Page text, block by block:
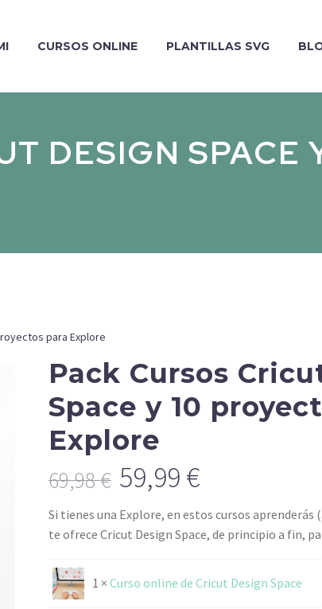
CURSOS ONLINE PLANTILLAS SVG
DESIGN SPACE
para Explore
Pack Cursos
Space y 10
Explore
69,98€
Original
price
was:
69,98 €.
59,99 €
Current
price
is:
59,99 €.
Si tienes una Explore, en estos cursos
te ofrece Cricut Design Space, de principio a fin,
1 × Curso online de Cricut Design Space